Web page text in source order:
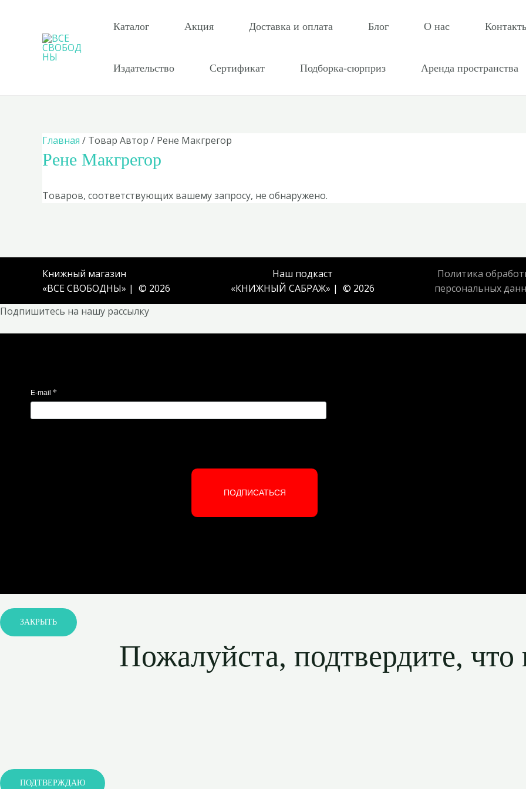
содержимому
Каталог Акция Доставка и оплата Блог О нас
Издательство Сертификат Подборка-сюрприз Аренда пространства
Главная / Товар Автор / Рене Макгрегор
Рене Макгрегор
Товаров, соответствующих вашему запросу, не обнаружено.
Книжный магазин
«ВСЕ СВОБОДНЫ» | © 2026
Наш подкаст
«КНИЖНЫЙ САБРАЖ» | © 2026
Политика
персональных
Подпишитесь на нашу рассылку
E-mail *
ПОДПИСАТЬСЯ
ЗАКРЫТЬ
Пожалуйста, подтвердите, что
ПОДТВЕРЖДАЮ